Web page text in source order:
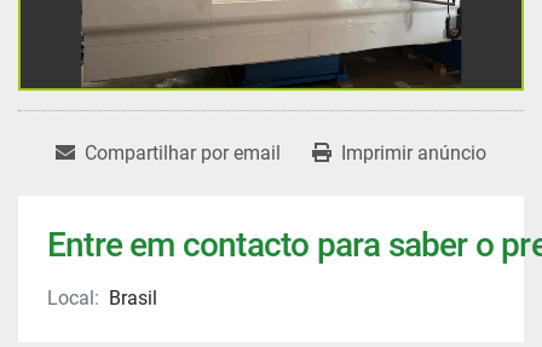
Compartilhar por email Imprimir anúncio
Entre em contacto para saber o
Local: Brasil